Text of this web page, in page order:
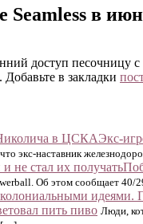
в
доступ песочницу
. Добавьте в закладки
Экс-
экс-наставник
Об этом сообщает
пить пиво Люди,